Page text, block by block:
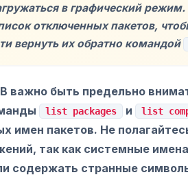
в графический режим.
отключенных пакетов,
вернуть их обратно командой
важно быть предельно
list packages и list
имен пакетов. Не
так как системные
содержать странные